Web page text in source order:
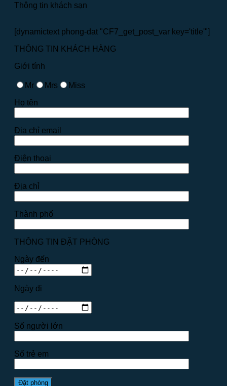
Thông tin khách sạn
[dynamictext phong-dat "CF7_get_post_var key='title'"]
THÔNG TIN KHÁCH HÀNG
Giới tính
Mr Mrs
Miss
Họ tên
Địa chỉ email
Điện thoại
Địa chỉ
Thành phố
THÔNG TIN ĐẶT PHÒNG
Ngày đến
Ngày đi
Số người lớn
Số trẻ em